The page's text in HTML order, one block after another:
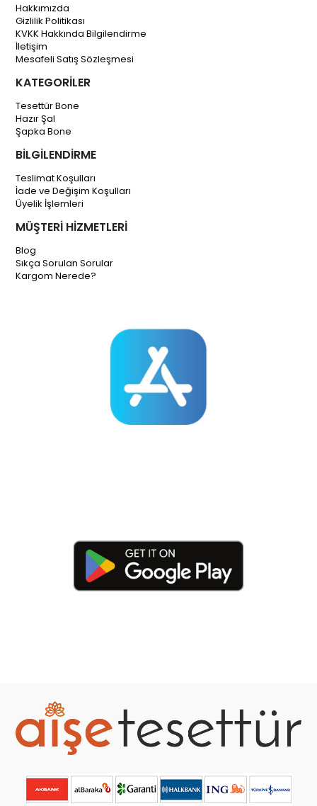
Hakkımızda
Gizlilik Politikası
KVKK Hakkında Bilgilendirme
İletişim
Mesafeli Satış Sözleşmesi
KATEGORİLER
Tesettür Bone
Hazır Şal
Şapka Bone
BİLGİLENDİRME
Teslimat Koşulları
İade ve Değişim Koşulları
Üyelik İşlemleri
MÜŞTERİ HİZMETLERİ
Blog
Sıkça Sorulan Sorular
Kargom Nerede?